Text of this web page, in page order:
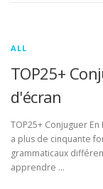
ALL
TOP25+
d'écran
TOP25+ Conjuguer
a plus de cinquante
grammaticaux
apprendre …